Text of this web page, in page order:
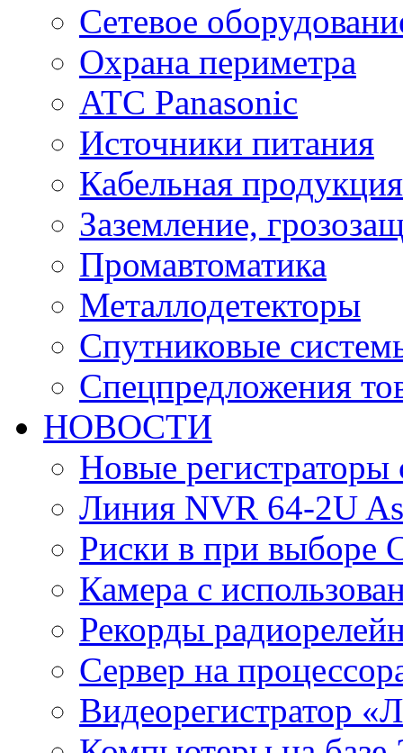
Сетевое
Охрана периметра
ATC Panasonic
Источники питания
Кабельная продукция
Заземление,
Промавтоматика
Металлодетекторы
Спутниковые
Спецпредложения
НОВОСТИ
Новые регистраторы
Линия NVR 64-2U
Риски в при выборе
Камера с
Рекорды
Сервер на
Видеорегистратор